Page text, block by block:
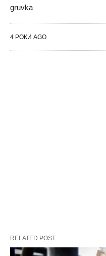
gruvka
4 РОКИ AGO
RELATED POST